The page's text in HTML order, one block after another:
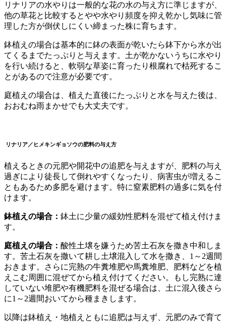
リナリアの水やりは一般的な花の水の与え方に準じますが、
他の草花と比較するとやや水やり頻度を抑え乾かし気味に管
理した方が倒伏しにくい締まった株に育ちます。
鉢植えの場合は基本的に鉢の表面が乾いたら鉢下から水が出
てくるまでたっぷりと与えます。土が乾かないうちに水やり
を行い続けると、軟弱な草姿に育ったり根腐れで枯死するこ
とがあるので注意が必要です。
庭植えの場合は、植えた直後にたっぷりと水を与えた後は、
おおむね雨まかせでも大丈夫です。
リナリア／ヒメキンギョソウの肥料の与え方
植えるときの元肥や開花中の追肥を与えますが、肥料の与え
過ぎにより徒長して倒れやすくなったり、病害虫が増えるこ
ともあるため多肥を避けます。特に窒素肥料の過多に気を付
けます。
鉢植えの場合： 鉢土に少量の緩効性肥料を混ぜて植え付けま
す。
庭植えの場合： 酸性土壌を嫌うため苦土石灰を撒き中和しま
す。苦土石灰を撒いて耕し土壌混入して水を撒き、1～2週間
おきます。さらに完熟の牛糞堆肥や馬糞堆肥、肥料などを植
えこむ周囲に混ぜてから植え付けてください。もし完熟に達
していない堆肥や有機肥料を混ぜる場合は、土に混入後さら
に1～2週間おいてから種まきします。
以降は鉢植え・地植えともに追肥は与えず、元肥のみで育て